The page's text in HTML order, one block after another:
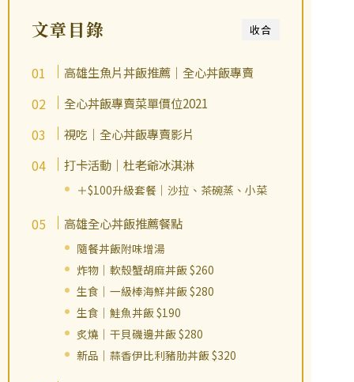
收合
文章目錄
高雄生魚片丼飯推薦｜全心丼飯專賣
全心丼飯專賣菜單價位2021
視吃｜全心丼飯專賣影片
打卡活動｜杜老爺冰淇淋
＋$100升級套餐｜沙拉、茶碗蒸、小菜
高雄全心丼飯推薦餐點
隨餐丼飯附味增湯
炸物｜軟殼蟹胡麻丼飯 $260
生食｜一級棒海鮮丼飯 $280
生食｜鮭魚丼飯 $190
炙燒｜干貝磯邊丼飯 $280
新品｜蒜香伊比利豬肋丼飯 $320